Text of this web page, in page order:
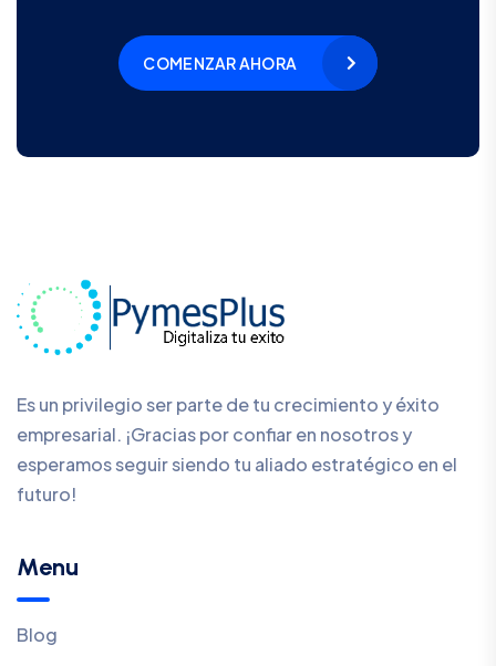
COMENZAR AHORA
Es un privilegio ser parte de tu crecimiento y éxito
empresarial. ¡Gracias por confiar en nosotros y
esperamos seguir siendo tu aliado estratégico en el
futuro!
Menu
Blog